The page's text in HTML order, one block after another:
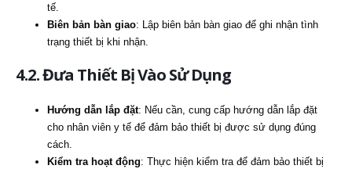
tế.
Biên bản bàn giao: Lập biên bản bàn giao để ghi nhận tình
trạng thiết bị khi nhận.
4.2. Đưa Thiết Bị Vào Sử Dụng
Hướng dẫn lắp đặt: Nếu cần, cung cấp hướng dẫn lắp đặt
cho nhân viên y tế để đảm bảo thiết bị được sử dụng đúng
cách.
Kiểm tra hoạt động: Thực hiện kiểm tra để đảm bảo thiết bị